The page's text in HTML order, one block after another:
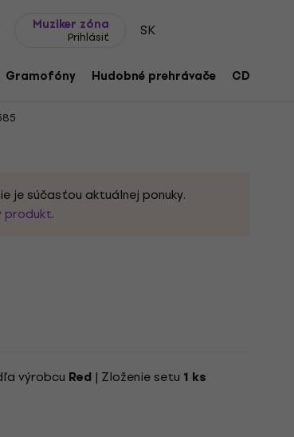
Muziker zóna
Prihlásiť SK
Gramofóny Hudobné prehrávače CD
Tapes Remix) / Ain't No
(7" Vinyl)
je súčasťou aktuálnej ponuky.
produkt.
výrobcu Red | Zloženie setu 1 ks